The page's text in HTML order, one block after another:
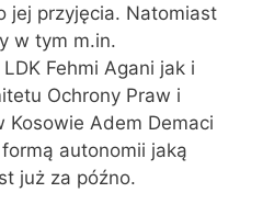
jej przyjęcia. Natomiast
w tym m.in.
Fehmi Agani jak i
Ochrony Praw i
Kosowie Adem Demaci
autonomii jaką
już za późno.